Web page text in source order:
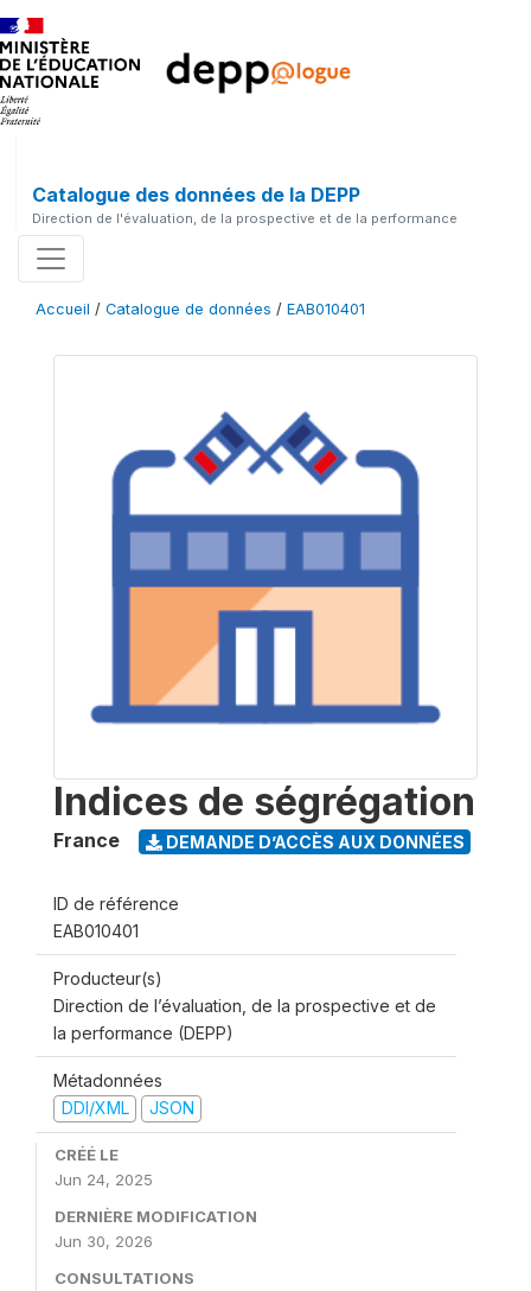
Catalogue des données de la DEPP
Direction de l'évaluation, de la prospective et de la performance
Accueil / Catalogue de données / EAB010401
Indices de ségrégation
France DEMANDE D’ACCÈS AUX DONNÉES
ID de référence
EAB010401
Producteur(s)
Direction de l’évaluation, de la prospective et de
la performance (DEPP)
Métadonnées
DDI/XML
JSON
CRÉÉ LE
Jun 24, 2025
DERNIÈRE MODIFICATION
Jun 30, 2026
CONSULTATIONS